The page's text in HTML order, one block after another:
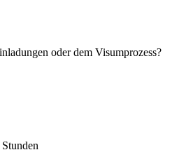
oder dem Visumprozess?